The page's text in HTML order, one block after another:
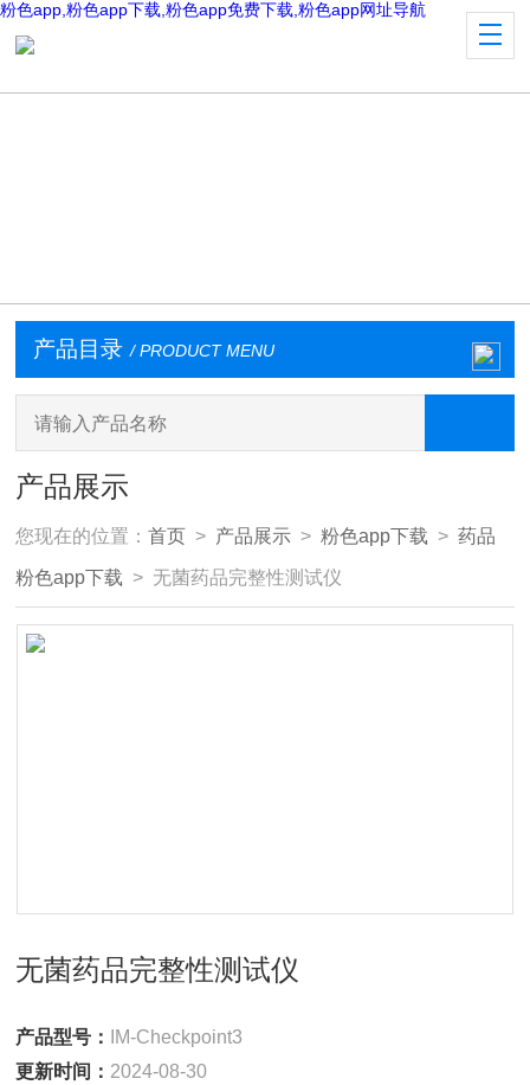
粉色app,粉色app下载,粉色app免费下载,粉色app网址导航
产品目录 / PRODUCT MENU
产品展示
您现在的位置：首页 > 产品展示 >粉色app下载 >药品
粉色app下载 > 无菌药品完整性测试仪
无菌药品完整性测试仪
产品型号：
IM-Checkpoint3
更新时间： 2024-08-30